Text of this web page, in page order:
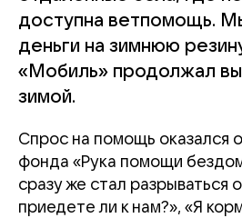
доступна ветпомощь.
деньги на зимнюю
«Мобиль» продолжал
зимой.
Спрос на помощь оказался
фонда «Рука помощи
сразу же стал разрываться
приедете ли к нам?», «Я